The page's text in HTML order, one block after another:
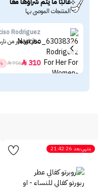
المنتجات الموصى بها
Rodriguez
عطر فور هير من
310

756

ينتهي بعد 21:42:26